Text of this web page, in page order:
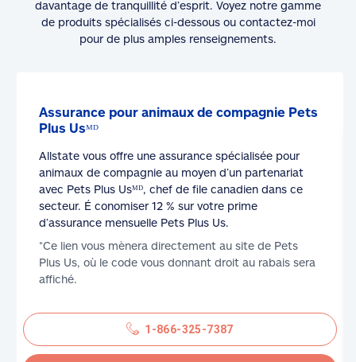
davantage de tranquillité d’esprit. Voyez notre gamme
de produits spécialisés ci-dessous ou contactez-moi
pour de plus amples renseignements.
Assurance pour animaux de compagnie Pets
Plus Usᴹᴰ
Allstate vous offre une assurance spécialisée pour
animaux de compagnie au moyen d’un partenariat
avec Pets Plus Usᴹᴰ, chef de file canadien dans ce
secteur. É conomiser 12 % sur votre prime
d’assurance mensuelle Pets Plus Us.
*Ce lien vous mènera directement au site de Pets
Plus Us, où le code vous donnant droit au rabais sera
affiché.
1-866-325-7387